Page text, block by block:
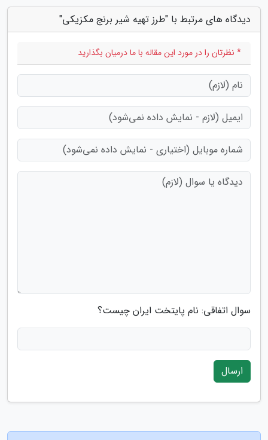
دیدگاه های مرتبط با "طرز تهیه شیر برنج مکزیکی"
* نظرتان را در مورد این مقاله با ما درمیان بگذارید
سوال اتفاقی: نام پایتخت ایران چیست؟
ارسال